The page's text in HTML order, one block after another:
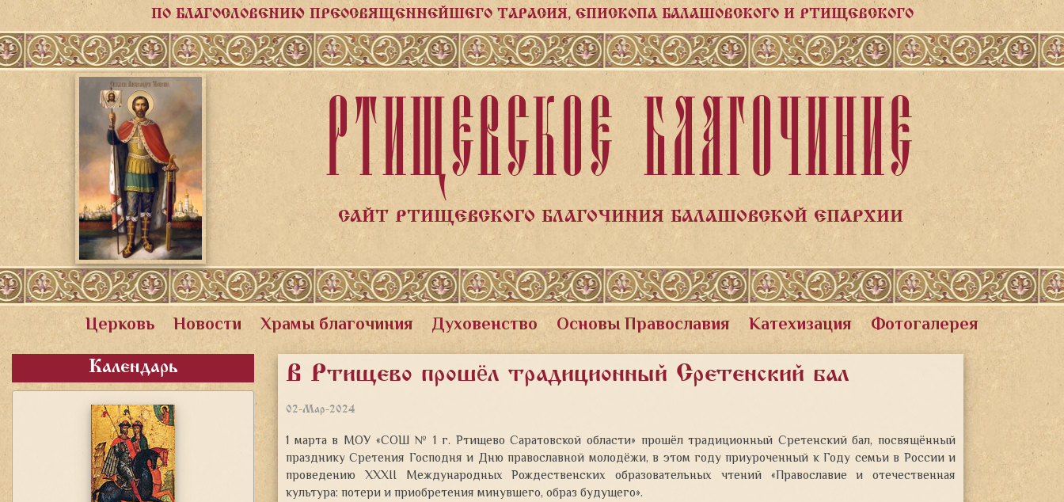
ПО БЛАГОСЛОВЕНИЮ ПРЕОСВЯЩЕННЕЙШЕГО ТАРАСИЯ, ЕПИСКОПА БАЛАШОВСКОГО И РТИЩЕВСКОГО
РТИЩЕВСКОЕ БЛАГОЧИНИЕ
САЙТ РТИЩЕВСКОГО БЛАГОЧИНИЯ БАЛАШОВСКОЙ ЕПАРХИИ
Церковь Новости Храмы благочиния Духовенство Основы Православия Катехизация Фотогалерея
Календарь В Ртищево прошёл традиционный Сретенский бал
02-Мар-2024
1 марта в МОУ «СОШ № 1 г. Ртищево Саратовской области» прошёл традиционный Сретенский бал, посвящённый
празднику Сретения Господня и Дню православной молодёжи, в этом году приуроченный к Году семьи в России и
проведению XXXII МеждународныхРождественских образовательных чтений «Православие и отечественная
культура: потери и приобретения минувшего, образ будущего».